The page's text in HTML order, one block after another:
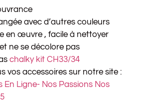
avec d’autres couleurs
en œuvre , facile à nettoyer
ne se décolore pas
chalky kit CH33/34
vos accessoires sur notre site :
En Ligne- Nos Passions Nos